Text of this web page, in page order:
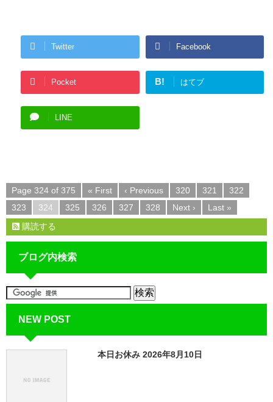
Twitter Facebook
Pocket B! はてブ
LINE
Page 324 of 375 « First ‹ Previous 320 321
322
323
324 325 326 327 328 Next ›
Last »
購読する
ブログ内検索
NEW POST
本日お休み 2026年8月10日